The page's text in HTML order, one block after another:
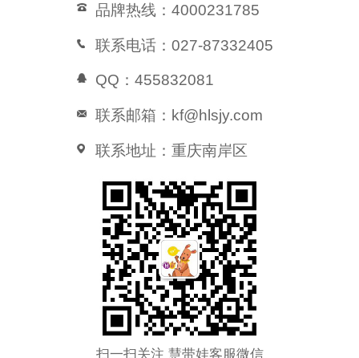
品牌热线：4000231785
联系电话：027-87332405
QQ：455832081
联系邮箱：kf@hlsjy.com
联系地址：重庆南岸区
扫一扫关注 慧带娃客服微信